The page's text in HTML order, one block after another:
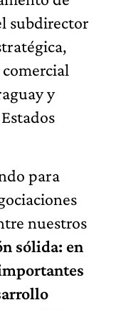
subdirector
comercial
y
para
nuestros
sólida: en